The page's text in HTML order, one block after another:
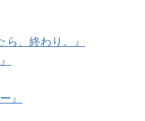
ら、終わり。』
』